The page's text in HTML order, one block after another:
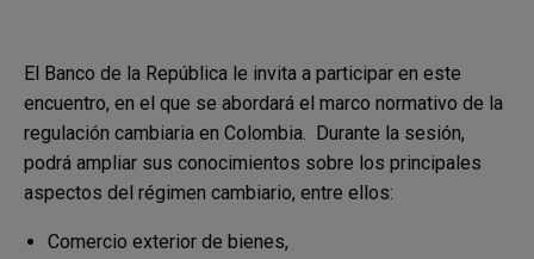
El Banco de la República le invita a participar en este
encuentro, en el que se abordará el marco normativo de la
regulación cambiaria en Colombia. Durante la sesión,
podrá ampliar sus conocimientos sobre los principales
aspectos del régimen cambiario, entre ellos:
Comercio exterior de bienes,